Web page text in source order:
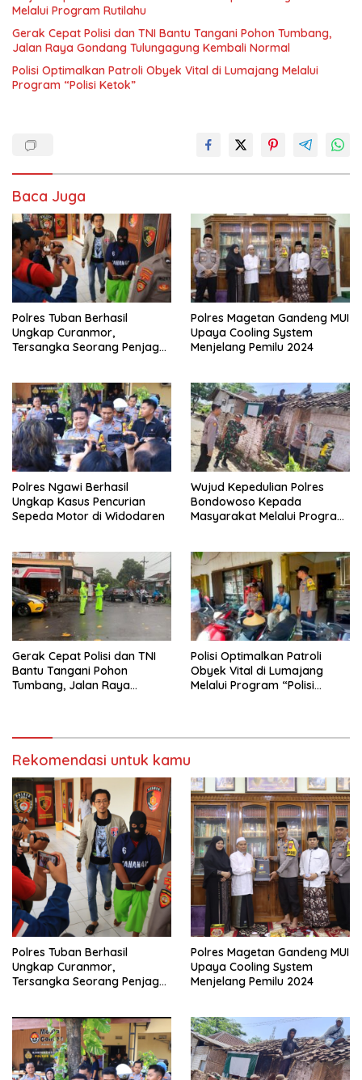
Melalui Program Rutilahu
Gerak Cepat Polisi dan TNI Bantu Tangani Pohon Tumbang,
Jalan Raya Gondang Tulungagung Kembali Normal
Polisi Optimalkan Patroli Obyek Vital di Lumajang Melalui
Program “Polisi Ketok”
Baca Juga
Polres Tuban Berhasil
Ungkap Curanmor,
Tersangka Seorang Penjaga
Polres Magetan Gandeng MUI
Upaya Cooling System
Menjelang Pemilu 2024
Polres Ngawi Berhasil
Ungkap Kasus Pencurian
Sepeda Motor di Widodaren
Wujud Kepedulian Polres
Bondowoso Kepada
Masyarakat Melalui Program
Gerak Cepat Polisi dan TNI
Bantu Tangani Pohon
Tumbang, Jalan Raya
Polisi Optimalkan Patroli
Obyek Vital di Lumajang
Melalui Program “Polisi
Rekomendasi untuk kamu
Polres Tuban Berhasil
Ungkap Curanmor,
Tersangka Seorang Penjaga
Polres Magetan Gandeng MUI
Upaya Cooling System
Menjelang Pemilu 2024